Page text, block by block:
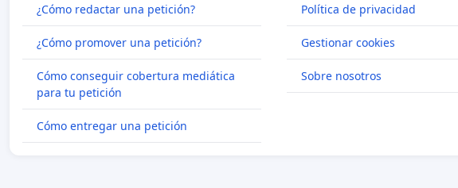
¿Cómo redactar una petición?
¿Cómo promover una petición?
Cómo conseguir cobertura mediática
para tu petición
Cómo entregar una petición
Política de privacidad
Gestionar cookies
Sobre nosotros